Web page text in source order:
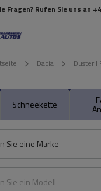
Fragen? Rufen Sie uns an
Dacia Duster I
Schneekette
Sie eine Marke
Sie ein Modell